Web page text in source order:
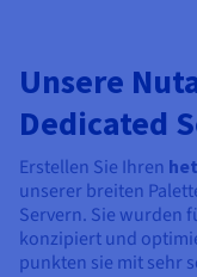
Unsere
Dedicated
Erstellen Sie Ihren
unserer breiten
Servern. Sie wurden
konzipiert und
punkten sie mit sehr